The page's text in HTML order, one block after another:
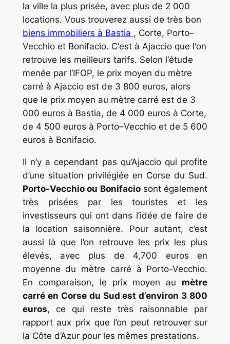
la ville la plus prisée, avecplus de 2 000
locations. Vous trouverez aussi de très bon
biens immobiliers à Bastia , Corte, Porto–
VecchioetBonifacio. C‘està Ajaccioque l‘on
retrouve les meilleurs tarifs. Selon l‘étude
menée parl‘IFOP, le prix moyen du mètre
carré à Ajaccioestde 3 800 euros, alors
que le prix moyen au mètre carré estde 3
000 euros à Bastia, de 4 000 euros à Corte,
de 4 500 euros à Porto–Vecchioetde 5600
euros à Bonifacio.
Il n’y a cependant pas qu’Ajaccio qui profite
d’une situation privilégiée en Corse du Sud.
Porto-Vecchio ou Bonifaciosont également
très prisées par les touristes et les
investisseurs qui ont dans l’idée de faire de
la location saisonnière. Pour autant, c’est
aussi là que l’on retrouve les prix les plus
élevés, avec plus de 4,700 euros en
moyenne du mètre carré à Porto-Vecchio.
En comparaison, le prix moyen au mètre
carré en Corse du Sud est d’environ 3 800
euros, ce qui reste très raisonnable par
rapport aux prix que l’on peut retrouver sur
la Côte d’Azur pour les mêmes prestations.